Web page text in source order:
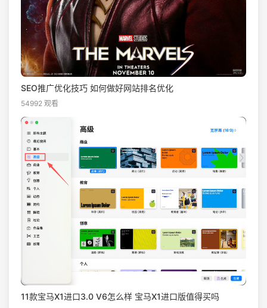
SEO推广优化技巧 如何做好网站排名优化
54992 观看
11款宝马X1进口3.0 V6怎么样 宝马X1进口版值得买吗